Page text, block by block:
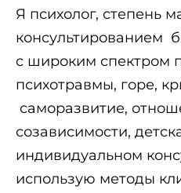
Я психолог, степень
консультированием
с широким спектром
психотравмы, горе,
саморазвитие,
созависимости,
индивидуальном
использую методы